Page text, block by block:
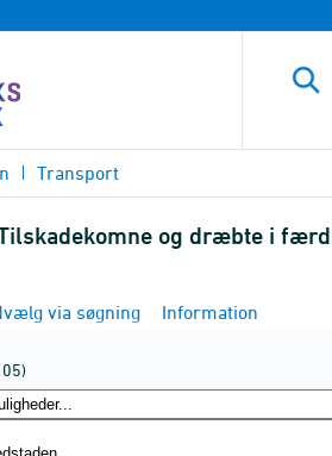
Transport
og dræbte i
via søgning Information